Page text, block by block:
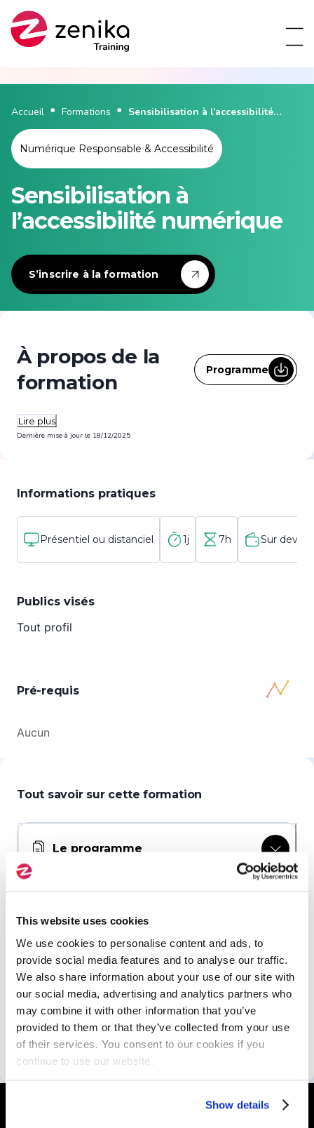
This website uses cookies
We use cookies to personalise content and ads, to
provide social media features and to analyse our traffic.
We also share information about your use of our site with
our social media, advertising and analytics partners who
may combine it with other information that you’ve
provided to them or that they’ve collected from your use
of their services. You consent to our cookies if you
continue to use our website.
Show details
Accueil Formations
Sensibilisation à l’accessibilité
numérique
Numérique Responsable & Accessibilité
Sensibilisation à
l’accessibilité numérique
S’inscrire à la formation
À propos de la
formation
Programme
Lire plus
Dernière mise à jour le 18/12/2025
Informations pratiques
Présentiel ou distanciel 1j 7h Sur devis
Publics visés
Tout profil
Pré-requis
Aucun
Tout savoir sur cette formation
Le programme
évaluation des acquis
Les ressources pédagogiques
Les informations sur
l'accessibilité